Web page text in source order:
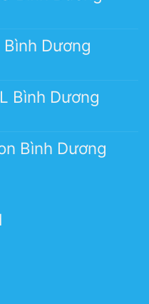
Dương
Bình Dương
Bình Dương